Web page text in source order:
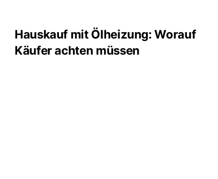
Hauskauf mit Ölheizung: Worauf
Käufer achten müssen